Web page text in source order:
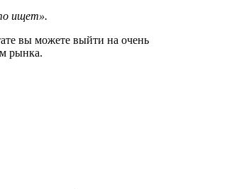
ищет».
вы можете выйти на очень
рынка.